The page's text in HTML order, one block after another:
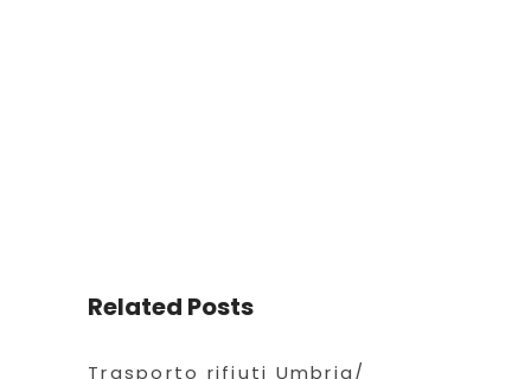
Related Posts
Trasporto rifiuti Umbria